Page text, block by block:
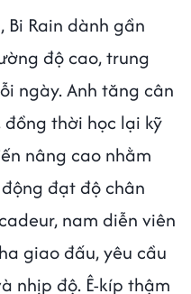
Rain dành gần
độ cao, trung
ngày. Anh tăng cân
thời học lại kỹ
nâng cao nhằm
đạt độ chân
nam diễn viên
giao đấu, yêu cầu
nhịp độ. Ê-kíp thậm